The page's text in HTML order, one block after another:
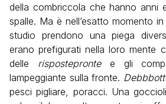
della combriccola che hanno anni
spalle. Ma è nell’esatto momento
studio prendono una piega
erano prefigurati nella loro mente
delle risposteprontee gli
lampeggiante sulla fronte.
pesci pigliare, poracci. Una